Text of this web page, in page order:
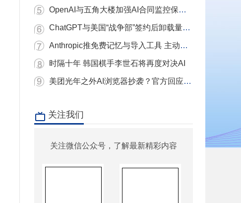
OpenAI与五角大楼加强AI合同监控保护条款
ChatGPT与美国“战争部”签约后卸载量单日激增近三倍 Claude下载量飙升
Anthropic推免费记忆与导入工具 主动挖角ChatGPT用户
时隔十年 韩国棋手李世石将再度对决AI
美团光年之外AI浏览器抄袭？官方回应：充分尊重和理解原作者 已移除相关项目
关注我们
关注微信公众号，了解最新精彩内容